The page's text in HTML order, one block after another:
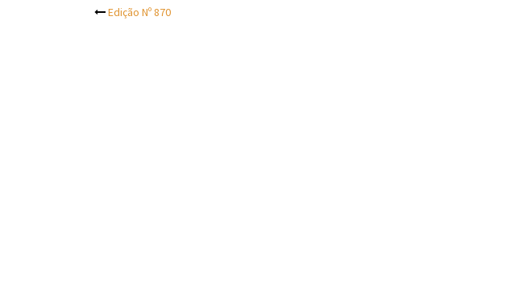
Post
Edição Nº 870